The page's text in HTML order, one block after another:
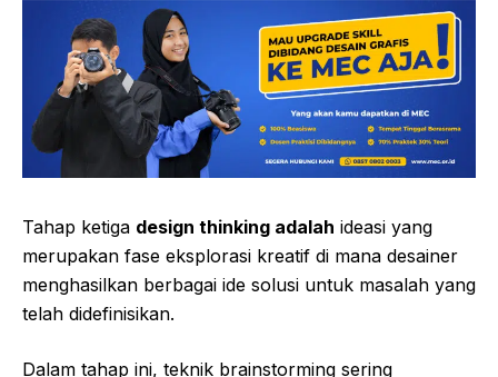
Tahap ketiga design thinking adalah ideasi yang
merupakan fase eksplorasi kreatif di mana desainer
menghasilkan berbagai ide solusi untuk masalah yang
telah didefinisikan.
Dalam tahap ini, teknik brainstorming sering